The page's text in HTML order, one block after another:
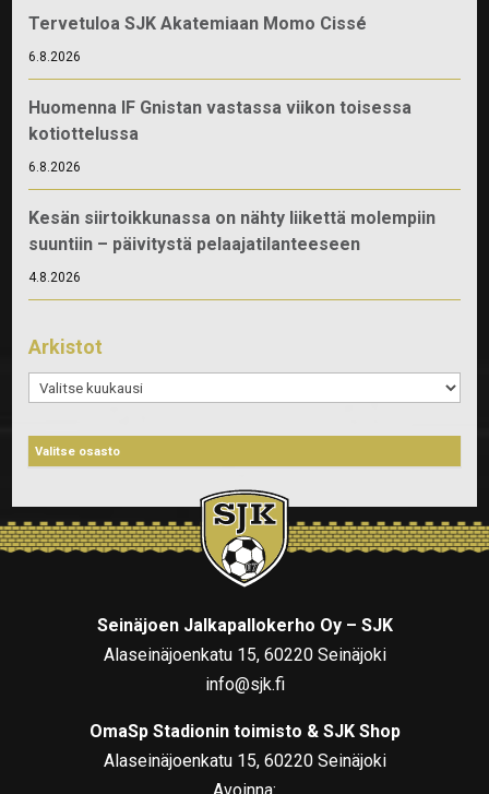
Tervetuloa SJK Akatemiaan Momo Cissé
6.8.2026
Huomenna IF Gnistan vastassa viikon toisessa
kotiottelussa
6.8.2026
Kesän siirtoikkunassa on nähty liikettä molempiin
suuntiin – päivitystä pelaajatilanteeseen
4.8.2026
Arkistot
Arkistot
Seinäjoen Jalkapallokerho Oy – SJK
Alaseinäjoenkatu 15, 60220 Seinäjoki
info@sjk.fi
OmaSp Stadionin toimisto & SJK Shop
Alaseinäjoenkatu 15, 60220 Seinäjoki